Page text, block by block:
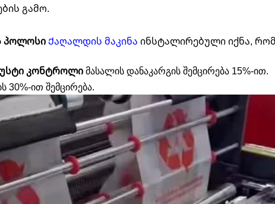
გამო.
პოლოსი Ქაღალდის მაკინა ინსტალირებული იქნა,
კონტროლი მასალის დანაკარგის შემცირება 15%-ით.
30%-ით შემცირება.